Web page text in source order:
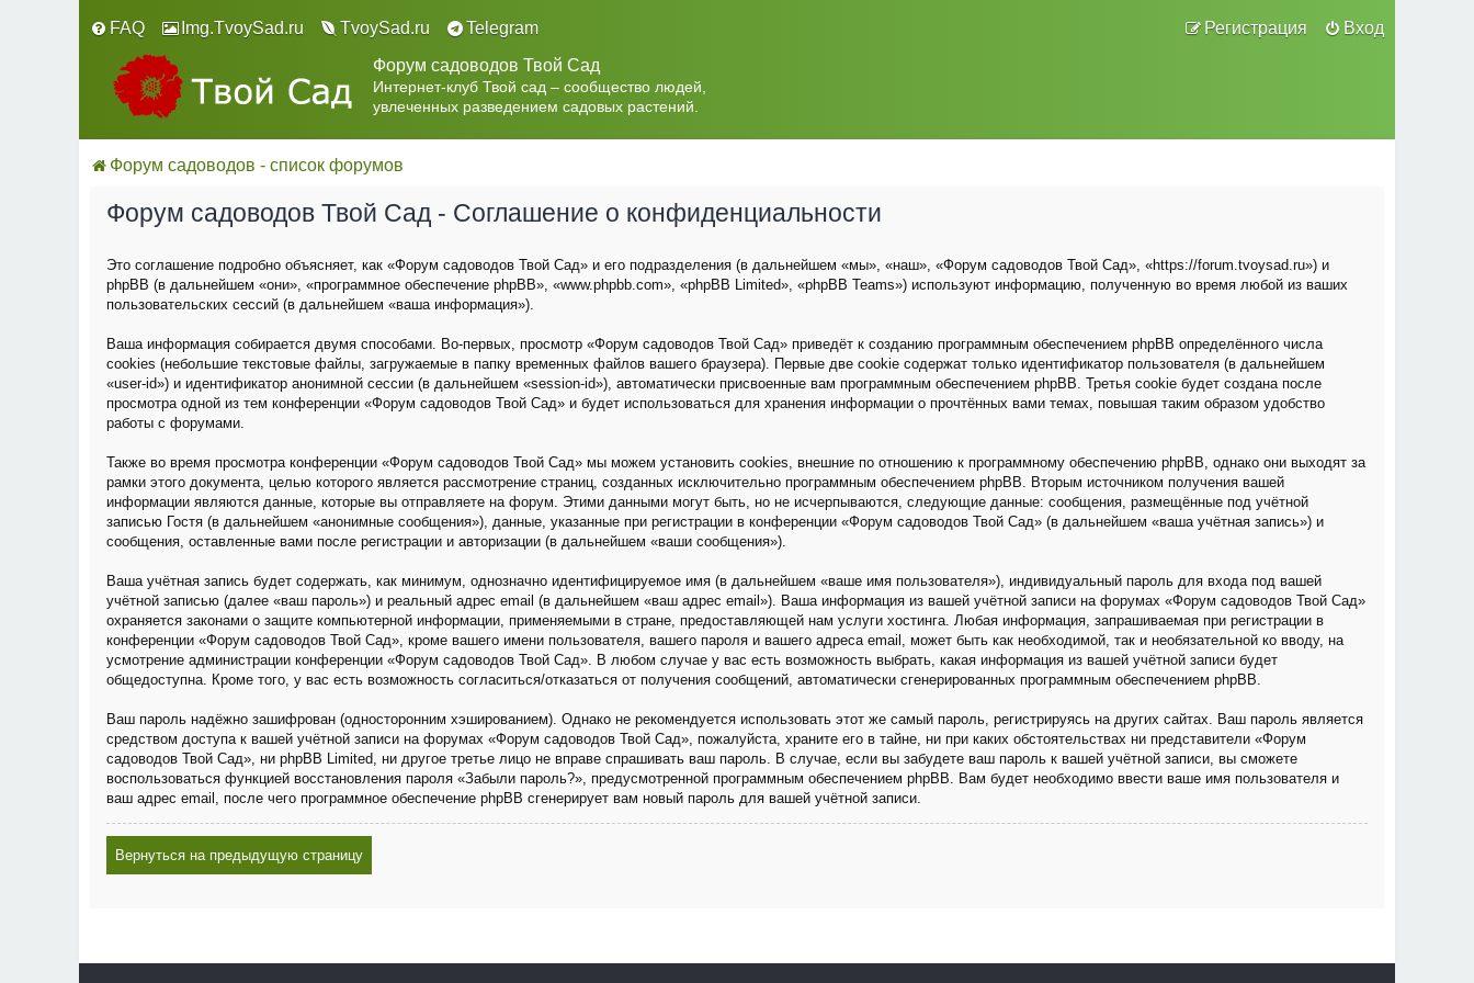
FAQ Вход
Регистрация
Img.TvoySad.ru TvoySad.ru
Telegram
Форум садоводов Твой Сад
Интернет-клуб Твой сад – сообщество людей,
увлеченных разведением садовых растений.
Форум садоводов - список форумов
Форум садоводов Твой Сад - Соглашение о конфиденциальности
Это соглашение подробно объясняет, как «Форум садоводов Твой Сад» и его подразделения (в дальнейшем «мы», «наш», «Форум садоводов Твой Сад», «https://forum.tvoysad.ru») и
phpBB (в дальнейшем «они», «программное обеспечение phpBB», «www.phpbb.com», «phpBB Limited», «phpBB Teams») используют информацию, полученную во время любой из ваших
пользовательских сессий (в дальнейшем «ваша информация»).
Ваша информация собирается двумя способами. Во-первых, просмотр «Форум садоводов Твой Сад» приведёт к созданию программным обеспечением phpBB определённого числа
cookies (небольшие текстовые файлы, загружаемые в папку временных файлов вашего браузера). Первые две cookie содержат только идентификатор пользователя (в дальнейшем
«user-id») и идентификатор анонимной сессии (в дальнейшем «session-id»), автоматически присвоенные вам программным обеспечением phpBB. Третья cookie будет создана после
просмотра одной из тем конференции «Форум садоводов Твой Сад» и будет использоваться для хранения информации о прочтённых вами темах, повышая таким образом удобство
работы с форумами.
Также во время просмотра конференции «Форум садоводов Твой Сад» мы можем установить cookies, внешние по отношению к программному обеспечению phpBB, однако они выходят за
рамки этого документа, целью которого является рассмотрение страниц, созданных исключительно программным обеспечением phpBB. Вторым источником получения вашей
информации являются данные, которые вы отправляете на форум. Этими данными могут быть, но не исчерпываются, следующие данные: сообщения, размещённые под учётной
записью Гостя (в дальнейшем «анонимные сообщения»), данные, указанные при регистрации в конференции «Форум садоводов Твой Сад» (в дальнейшем «ваша учётная запись») и
сообщения, оставленные вами после регистрации и авторизации (в дальнейшем «ваши сообщения»).
Ваша учётная запись будет содержать, как минимум, однозначно идентифицируемое имя (в дальнейшем «ваше имя пользователя»), индивидуальный пароль для входа под вашей
учётной записью (далее «ваш пароль») и реальный адрес email (в дальнейшем «ваш адрес email»). Ваша информация из вашей учётной записи на форумах «Форум садоводов Твой Сад»
охраняется законами о защите компьютерной информации, применяемыми в стране, предоставляющей нам услуги хостинга. Любая информация, запрашиваемая при регистрации в
конференции «Форум садоводов Твой Сад», кроме вашего имени пользователя, вашего пароля и вашего адреса email, может быть как необходимой, так и необязательной ко вводу, на
усмотрение администрации конференции «Форум садоводов Твой Сад». В любом случае у вас есть возможность выбрать, какая информация из вашей учётной записи будет
общедоступна. Кроме того, у вас есть возможность согласиться/отказаться от получения сообщений, автоматически сгенерированных программным обеспечением phpBB.
Ваш пароль надёжно зашифрован (односторонним хэшированием). Однако не рекомендуется использовать этот же самый пароль, регистрируясь на других сайтах. Ваш пароль является
средством доступа к вашей учётной записи на форумах «Форум садоводов Твой Сад», пожалуйста, храните его в тайне, ни при каких обстоятельствах ни представители «Форум
садоводов Твой Сад», ни phpBB Limited, ни другое третье лицо не вправе спрашивать ваш пароль. В случае, если вы забудете ваш пароль к вашей учётной записи, вы сможете
воспользоваться функцией восстановления пароля «Забыли пароль?», предусмотренной программным обеспечением phpBB. Вам будет необходимо ввести ваше имя пользователя и
ваш адрес email, после чего программное обеспечение phpBB сгенерирует вам новый пароль для вашей учётной записи.
Вернуться на предыдущую страницу